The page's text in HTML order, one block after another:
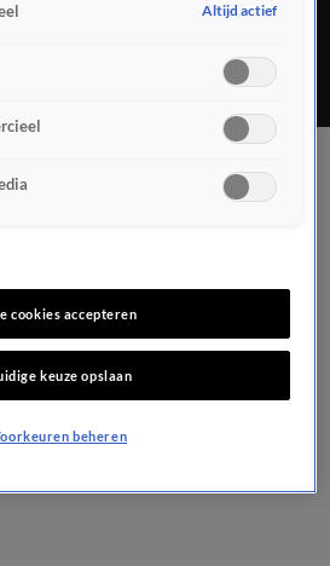
Altijd actief
cookies accepteren
keuze opslaan
beheren